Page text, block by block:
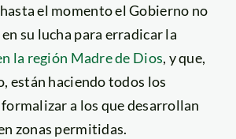
el momento el Gobierno no
su lucha para erradicar la
la región Madre de Dios, y que,
están haciendo todos los
a los que desarrollan
zonas permitidas.